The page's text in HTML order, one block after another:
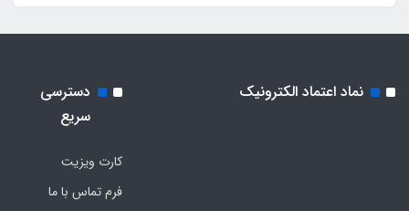
نماد اعتماد الکترونیک
دسترسی
سریع
کارت ویزیت
فرم تماس با ما